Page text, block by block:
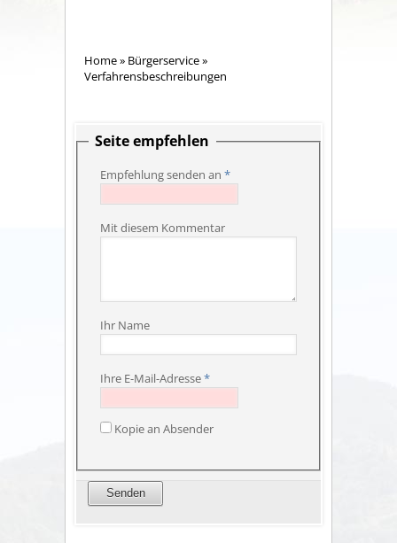
Home» Bürgerservice»
Verfahrensbeschreibungen
Seite empfehlen
Empfehlung senden an *
Mit diesem Kommentar
Ihr Name
Ihre E-Mail-Adresse*
Kopie an Absender